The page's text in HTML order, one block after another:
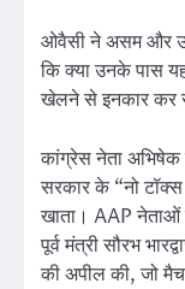
ओवैसी ने असम और
कि क्या उनके पास
खेलने से इनकार कर
कांग्रेस नेता अभिषेक
सरकार के “नो
खाता। AAP नेताओं
पूर्व मंत्री सौरभ
की अपील की, जो